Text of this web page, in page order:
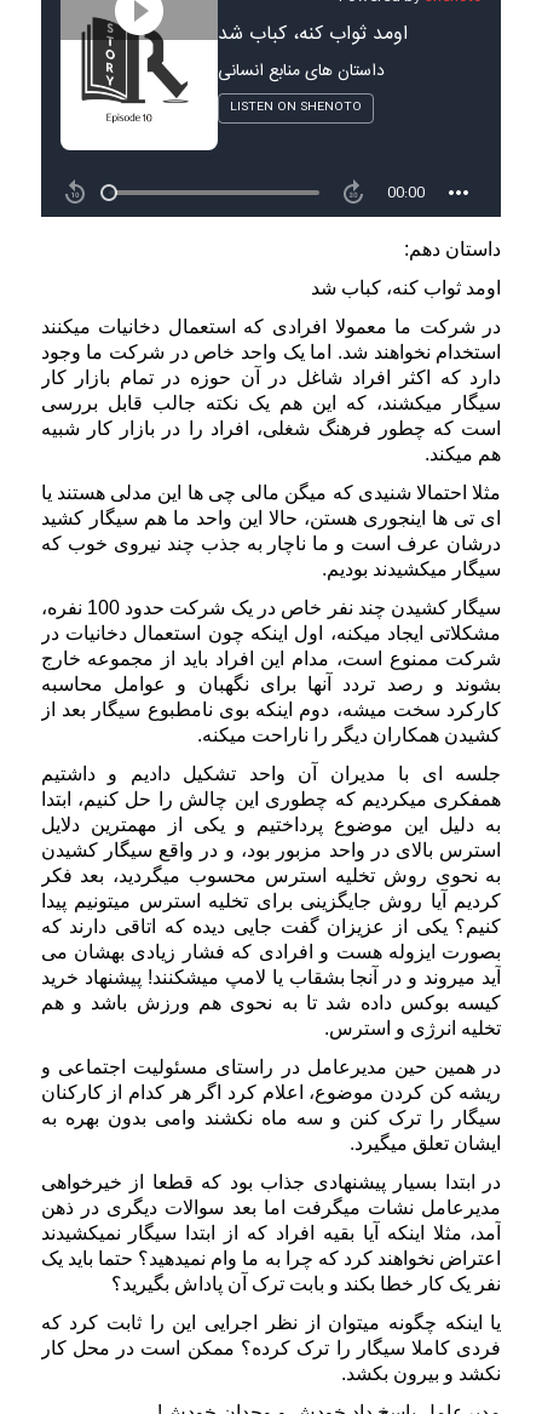
داستان دهم:
اومد ثواب کنه، کباب شد
در شرکت ما معمولا افرادی که استعمال دخانیات میکنند
استخدام نخواهند شد. اما یک واحد خاص در شرکت ما وجود
دارد که اکثر افراد شاغل در آن حوزه در تمام بازار کار
سیگار میکشند، که این هم یک نکته جالب قابل بررسی
است که چطور فرهنگ شغلی، افراد را در بازار کار شبیه
هم میکند.
مثلا احتمالا شنیدی که میگن مالی چی ها این مدلی هستند یا
ای تی ها اینجوری هستن، حالا این واحد ما هم سیگار کشید
درشان عرف است و ما ناچار به جذب چند نیروی خوب که
سیگار میکشیدند بودیم.
سیگار کشیدن چند نفر خاص در یک شرکت حدود 100 نفره،
مشکلاتی ایجاد میکنه، اول اینکه چون استعمال دخانیات در
شرکت ممنوع است، مدام این افراد باید از مجموعه خارج
بشوند و رصد تردد آنها برای نگهبان و عوامل محاسبه
کارکرد سخت میشه، دوم اینکه بوی نامطبوع سیگار بعد از
کشیدن همکاران دیگر را ناراحت میکنه.
جلسه ای با مدیران آن واحد تشکیل دادیم و داشتیم
همفکری میکردیم که چطوری این چالش را حل کنیم، ابتدا
به دلیل این موضوع پرداختیم و یکی از مهمترین دلایل
استرس بالای در واحد مزبور بود، و در واقع سیگار کشیدن
به نحوی روش تخلیه استرس محسوب میگردید، بعد فکر
کردیم آیا روش جایگزینی برای تخلیه استرس میتونیم پیدا
کنیم؟ یکی از عزیزان گفت جایی دیده که اتاقی دارند که
بصورت ایزوله هست و افرادی که فشار زیادی بهشان می
آید میروند و در آنجا بشقاب یا لامپ میشکنند! پیشنهاد خرید
کیسه بوکس داده شد تا به نحوی هم ورزش باشد و هم
تخلیه انرژی و استرس.
در همین حین مدیرعامل در راستای مسئولیت اجتماعی و
ریشه کن کردن موضوع، اعلام کرد اگر هر کدام از کارکنان
سیگار را ترک کنن و سه ماه نکشند وامی بدون بهره به
ایشان تعلق میگیرد.
در ابتدا بسیار پیشنهادی جذاب بود که قطعا از خیرخواهی
مدیرعامل نشات میگرفت اما بعد سوالات دیگری در ذهن
آمد، مثلا اینکه آیا بقیه افراد که از ابتدا سیگار نمیکشیدند
اعتراض نخواهند کرد که چرا به ما وام نمیدهید؟ حتما باید یک
نفر یک کار خطا بکند و بابت ترک آن پاداش بگیرید؟
یا اینکه چگونه میتوان از نظر اجرایی این را ثابت کرد که
فردی کاملا سیگار را ترک کرده؟ ممکن است در محل کار
نکشد و بیرون بکشد.